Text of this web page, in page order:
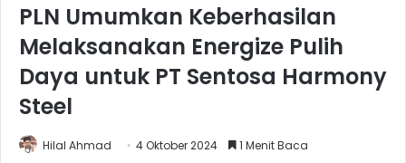
PLN Umumkan Keberhasilan
Melaksanakan Energize Pulih
Daya untuk PT Sentosa Harmony
Steel
Hilal Ahmad 4 Oktober 2024 1 Menit Baca